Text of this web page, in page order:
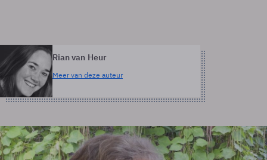
Rian van Heur
Meer van deze auteur